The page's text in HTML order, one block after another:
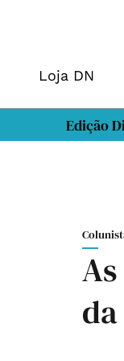
Loja DN
Edição